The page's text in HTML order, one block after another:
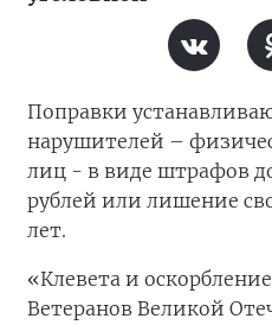
Поправки
нарушителей –
лиц - в виде штрафов
рублей или лишение
лет.
«Клевета и
Ветеранов Великой